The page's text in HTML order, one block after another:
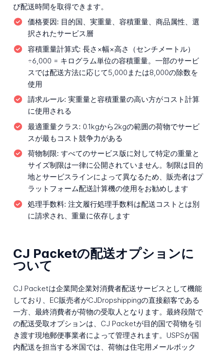
び配送時間を取得できます。
価格要因: 目的国、実重量、容積重量、商品属性、選
択されたサービス層
容積重量計算式: 長さ×幅×高さ（センチメートル）
÷6,000 = キログラム単位の容積重量。一部のサービ
スでは配送方法に応じて5,000または8,000の除数を
使用
請求ルール: 実重量と容積重量の高い方がコスト計算
に使用される
最適重量クラス: 0.1kgから2kgの範囲の荷物でサービ
スが最もコスト競争力がある
荷物制限: すべてのサービス版に対して特定の重量と
サイズ制限は一律に公開されていません。制限は目的
地とサービスラインによって異なるため、販売者はプ
ラットフォーム配送計算機の使用をお勧めします
処理手数料: 注文履行処理手数料は配送コストとは別
に請求され、重量に依存します
CJ Packetの配送オプションに
ついて
CJ Packetは企業間企業対消費者配送サービスとして機能
しており、EC販売者がCJDropshippingの直接顧客である
一方、最終消費者が荷物の受取人となります。最終段階で
の配送受取オプションは、CJ Packetが目的国で荷物を引
き渡す現地郵便事業者によって管理されます。USPSが国
内配送を担当する米国では、荷物は住宅用メールボック